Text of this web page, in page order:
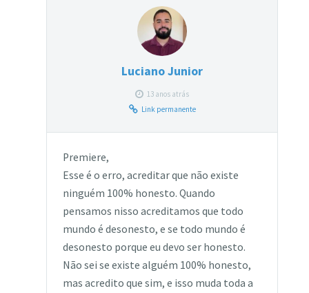
Luciano Junior
13 anos atrás
Link permanente
Premiere,
Esse é o erro, acreditar que não existe
ninguém 100% honesto. Quando
pensamos nisso acreditamos que todo
mundo é desonesto, e se todo mundo é
desonesto porque eu devo ser honesto.
Não sei se existe alguém 100% honesto,
mas acredito que sim, e isso muda toda a